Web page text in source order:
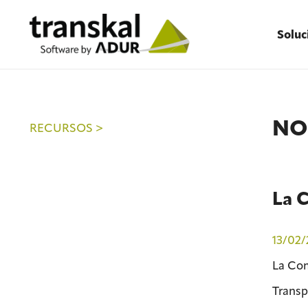
RECURSOS >
La
13/02/
La